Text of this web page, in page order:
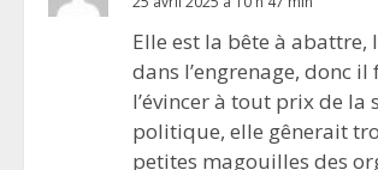
Elle est la bête à abattre,
dans l’engrenage, donc il
l’évincer à tout prix de la
politique, elle gênerait
petites magouilles des